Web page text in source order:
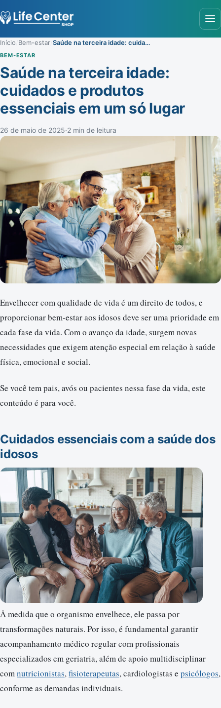
Início Bem-estar Saúde na terceira idade: cuidados e produtos essenciais em um só lugar
BEM-ESTAR
Saúde na terceira idade:
cuidados e produtos
essenciais em um só lugar
26 de maio de 2025·2 min de leitura
Envelhecer com qualidade de vida é um direito de todos, e
proporcionar bem-estar aos idosos deve ser uma prioridade em
cada fase da vida. Com o avanço da idade, surgem novas
necessidades que exigem atenção especial em relação à saúde
física, emocional e social.
Se você tem pais, avós ou pacientes nessa fase da vida, este
conteúdo é para você.
Cuidados essenciais com a saúde dos
idosos
À medida que o organismo envelhece, ele passa por
transformações naturais. Por isso, é fundamental garantir
acompanhamento médico regular com profissionais
especializados em geriatria, além de apoio multidisciplinar
comnutricionistas,fisioterapeutas, cardiologistas e psicólogos,
conforme as demandas individuais.